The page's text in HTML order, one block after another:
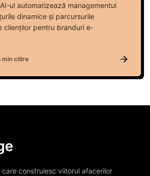
ul automatizează managementul
dinamice și parcursurile
clienților pentru branduri e-
min citire
construiesc viitorul afacerilor